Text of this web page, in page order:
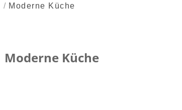
Moderne Küche
Moderne Küche